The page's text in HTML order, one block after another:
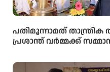
പതിമൂന്നാമത്
പ്രശാന്ത് വർമ്മക്ക്